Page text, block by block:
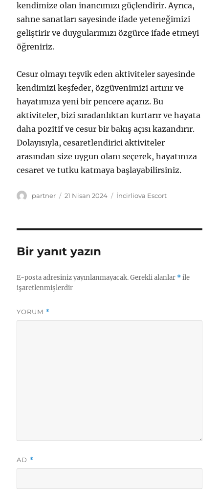
kendimize olan inancımızı güçlendirir. Ayrıca,
sahne sanatları sayesinde ifade yeteneğimizi
geliştirir ve duygularımızı özgürce ifade etmeyi
öğreniriz.
Cesur olmayı teşvik eden aktiviteler sayesinde
kendimizi keşfeder, özgüvenimizi artırır ve
hayatımıza yeni bir pencere açarız. Bu
aktiviteler, bizi sıradanlıktan kurtarır ve hayata
daha pozitif ve cesur bir bakış açısı kazandırır.
Dolayısıyla, cesaretlendirici aktiviteler
arasından size uygun olanı seçerek, hayatınıza
cesaret ve tutku katmaya başlayabilirsiniz.
Yazar
partner
Yayın
21 Nisan 2024 Kategoriler
İncirliova Escort
Bir yanıt yazın
E-posta adresiniz yayınlanmayacak. Gerekli alanlar *ile
işaretlenmişlerdir
YORUM *
AD *